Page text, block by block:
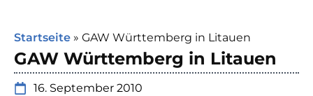
Startseite » GAW Württemberg in Litauen
GAW Württemberg in Litauen
16. September 2010